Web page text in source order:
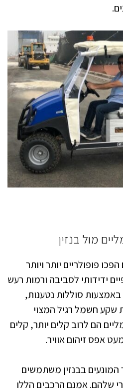
מול בנזין
פופולריים יותר ויותר
ידידותי לסביבה ורמות רעש
באמצעות סוללות נטענות,
שקע חשמל רגיל המצוי
הם לרוב קלים יותר, קלים
אפס זיהום אוויר.
בבנזין משתמשים
שלהם. אמנם הרכבים הללו